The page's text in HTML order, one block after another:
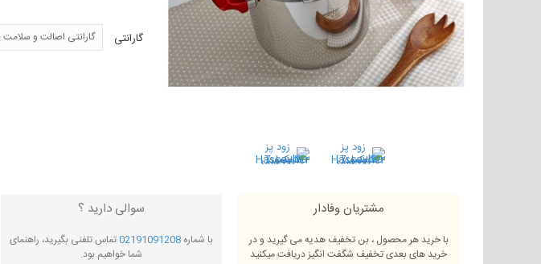
گارانتی گارانتی اصالت و سلامت
مشتریان وفادار
با خرید هر محصول ، بن تخفیف هدیه می گیرید و در
خرید های بعدی تخفیف شگفت انگیز دریافت میکنید
سوالی دارید ؟
با شماره 02191091208تماس تلفنی بگیرید، راهنمای
شما خواهیم بود.